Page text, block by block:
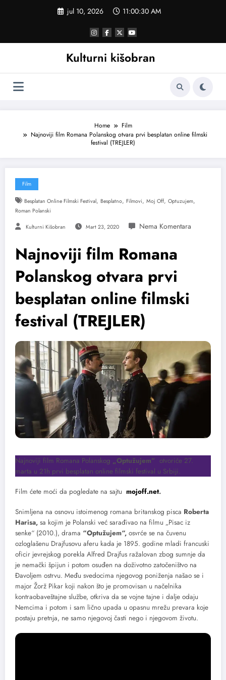
jul 10, 2026 11:00:31 AM
Kulturni kišobran
Home
Film
Najnoviji film Romana Polanskog otvara prvi besplatan online filmski
festival (TREJLER)
Film
Besplatan Online Filmski Festival, Besplatno, Filmovi, Moj Off, Optuzujem,
Roman Polanski
Kulturni Kišobran Mart 23, 2020
Najnoviji film Romana
Polanskog otvara prvi
besplatan online filmski
festival (TREJLER)
Najnoviji film Romana Polanskog „Optužujem” otvoriće 27.
marta u 21h prvi besplatan online filmski festival u Srbiji.
Film ćete moći da pogledate na sajtu mojoff.net.
Snimljena na osnovu istoimenog romana britanskog pisca Roberta
Harisa, sa kojim je Polanski već sarađivao na filmu „Pisac iz
senke“ (2010.), drama “Optužujem“, osvrće se na čuvenu
ozloglašenu Drajfusovu aferu kada je 1895. godine mladi francuski
oficir jevrejskog porekla Alfred Drajfus ražalovan zbog sumnje da
je nemački špijun i potom osuđen na doživotno zatočeništvo na
Đavoljem ostrvu. Među svedocima njegovog poniženja našao se i
major Žorž Pikar koji nakon što je promovisan u načelnika
kontraobaveštajne službe, otkriva da se vojne tajne i dalje odaju
Nemcima i potom i sam lično upada u opasnu mrežu prevara koje
postaju pretnja, ne samo njegovoj časti nego i njegovom životu.